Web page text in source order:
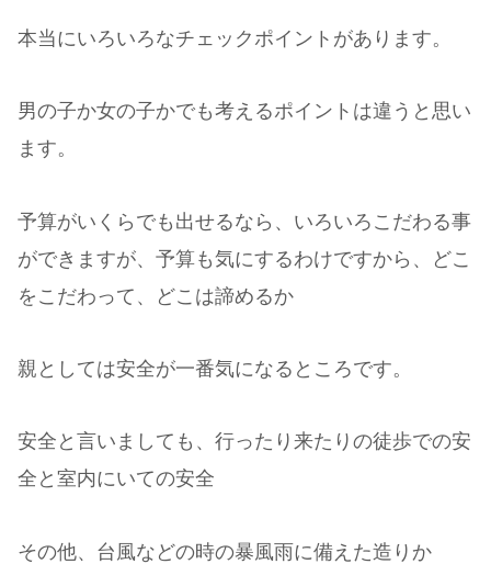
本当にいろいろなチェックポイントがあります。
男の子か女の子かでも考えるポイントは違うと思い
ます。
予算がいくらでも出せるなら、いろいろこだわる事
ができますが、予算も気にするわけですから、どこ
をこだわって、どこは諦めるか
親としては安全が一番気になるところです。
安全と言いましても、行ったり来たりの徒歩での安
全と室内にいての安全
その他、台風などの時の暴風雨に備えた造りか